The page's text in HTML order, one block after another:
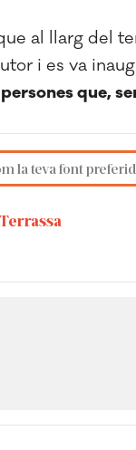
al llarg del
i es va
que,
la teva font
Terrassa